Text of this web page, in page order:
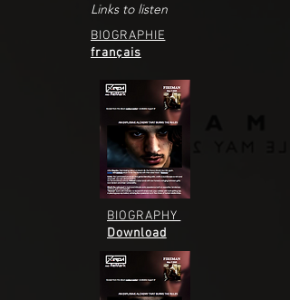
Links to listen
BIOGRAPHIE
français
BIOGRAPHY
Download